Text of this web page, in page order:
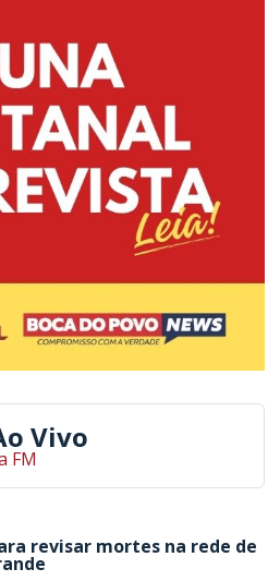
Vivo
FM
revisar mortes na rede de